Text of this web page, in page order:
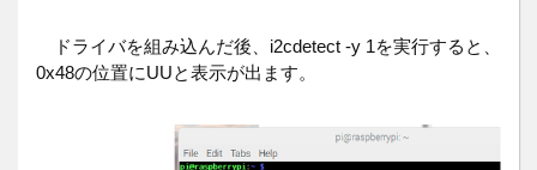
ドライバを組み込んだ後、i2cdetect -y 1を実行すると、
0x48の位置にUUと表示が出ます。